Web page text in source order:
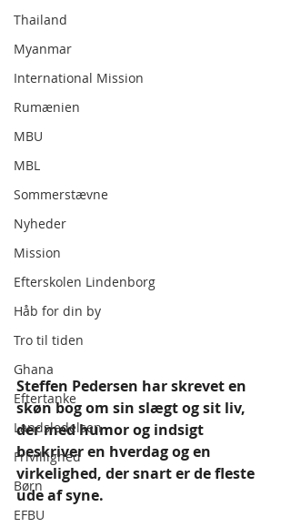
Thailand
Myanmar
International Mission
Rumænien
MBU
MBL
Sommerstævne
Nyheder
Mission
Efterskolen Lindenborg
Håb for din by
Tro til tiden
Ghana
Eftertanke
Landsledelsen
Frivillighed
Børn
EFBU
Steffen Pedersen har skrevet en
skøn bog om sin slægt og sit liv,
der med humor og indsigt
beskriver en hverdag og en
virkelighed, der snart er de fleste
ude af syne.